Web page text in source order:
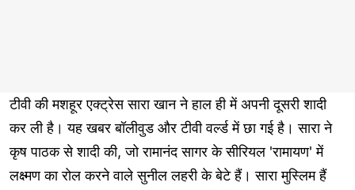
टीवी की मशहूर एक्ट्रेस सारा खान ने हाल ही में अपनी दूसरी शादी
कर ली है। यह खबर बॉलीवुड और टीवी वर्ल्ड में छा गई है। सारा ने
कृष पाठक से शादी की, जो रामानंद सागर के सीरियल 'रामायण' में
लक्ष्मण का रोल करने वाले सुनील लहरी के बेटे हैं। सारा मुस्लिम हैं